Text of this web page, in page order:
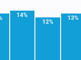
14%
12%
13%